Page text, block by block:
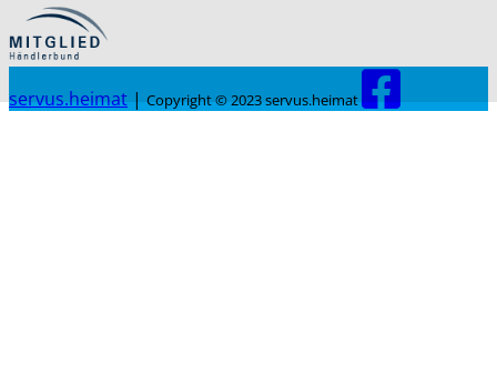
servus.heimat | Copyright © 2023 servus.heimat